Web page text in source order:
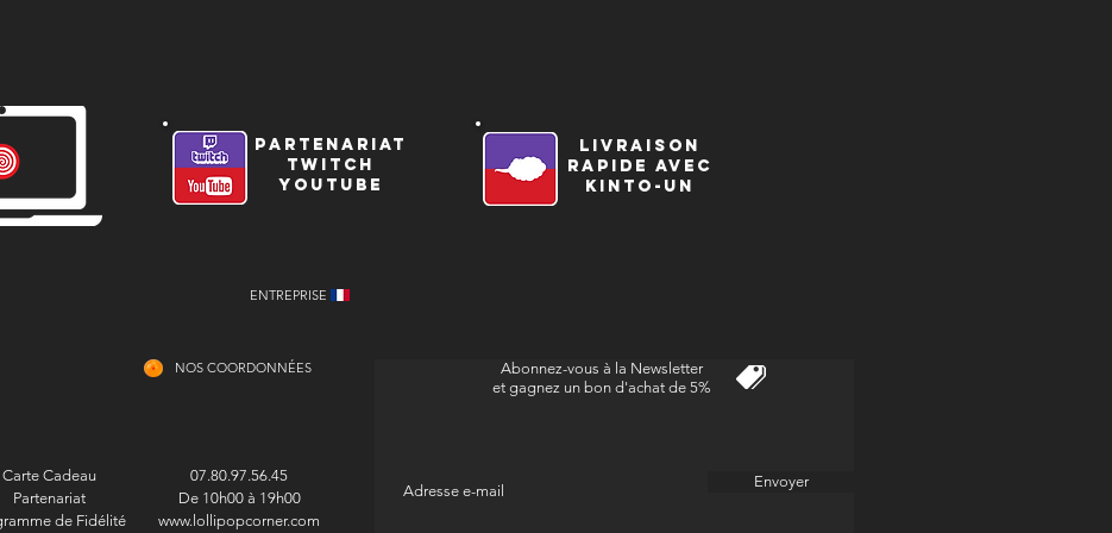
partenariat
twitch
youtube
livraison
Rapide avec
kinto-un
ENTREPRISE
NOS COORDONNÉES
Carte Cadeau
Partenariat
de Fidélité
07.80.97.56.45
De 10h00 à 19h00
www.lollipopcorner.com
Abonnez-vous à la Newsletter
et gagnez un bon d'achat de 5%
Envoyer